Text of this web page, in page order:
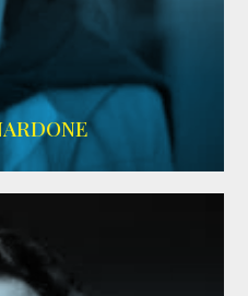
,WIKIPEDIA